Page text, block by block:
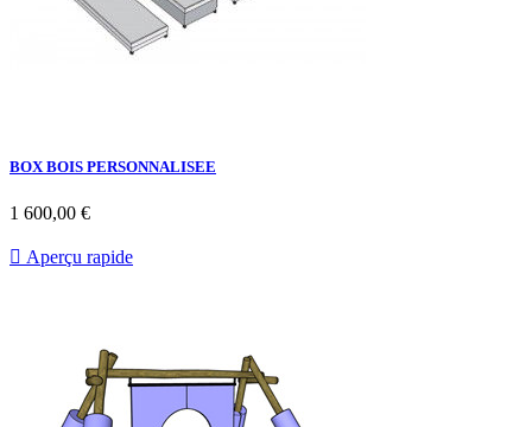
BOX BOIS PERSONNALISEE
Prix
1 600,00 €
 Aperçu rapide